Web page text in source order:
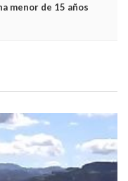
menor de 15 años